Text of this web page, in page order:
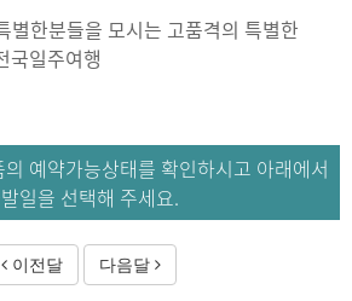
별한분들을 모시는 고품격의 특별한
국일주여행
예약가능상태를 확인하시고 아래에서
일을 선택해 주세요.
이전달 다음달